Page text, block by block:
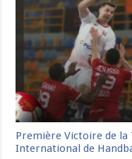
Première Victoire de la
International de